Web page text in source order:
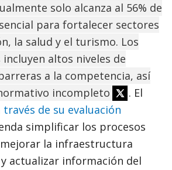
solo alcanza al 56% de
para fortalecer sectores
la salud y el turismo. Los
altos niveles de
a la competencia, así
incompleto
. El
través de su evaluación
simplificar los procesos
la infraestructura
actualizar información del